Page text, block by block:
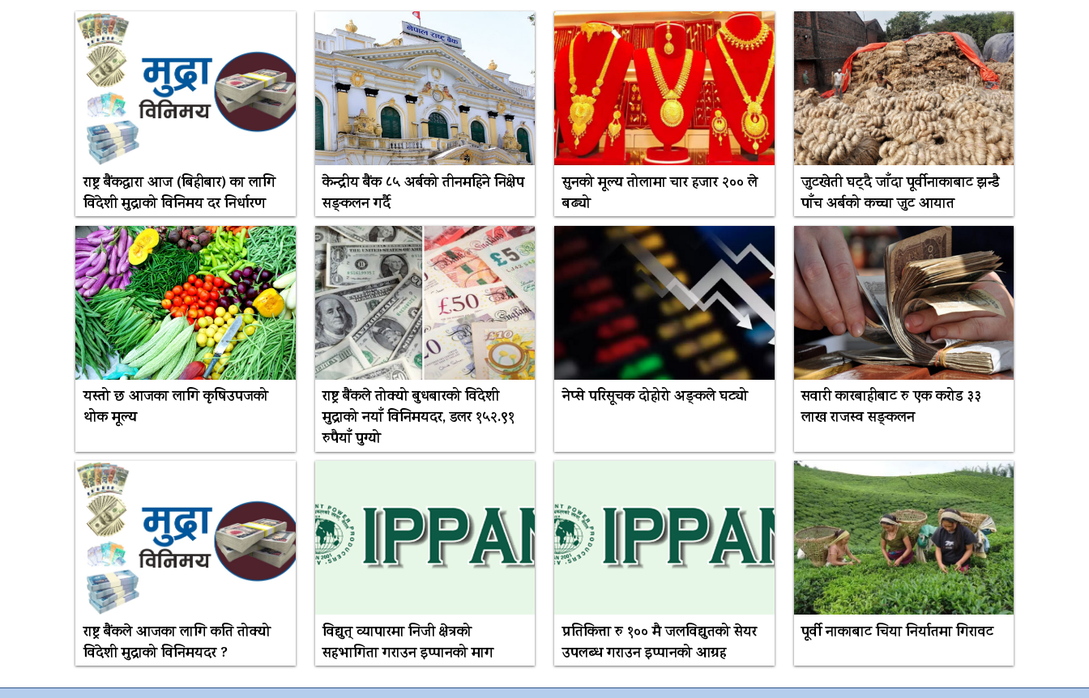
राष्ट्र बैंकद्धारा आज (बिहीबार) का लागि
विदेशी मुद्राको विनिमय दर निर्धारण
केन्द्रीय बैंक ८५ अर्बको तीनमहिने निक्षेप
सङ्कलन गर्दै
सुनको मूल्य तोलामा चार हजार २०० ले
बढ्यो
जुटखेती घट्दै जाँदा पूर्वीनाकाबाट झन्डै
पाँच अर्बको कच्चा जुट आयात
यस्तो छ आजका लागि कृषिउपजको
थोक मूल्य
राष्ट्र बैंकले तोक्यो बुधबारको विदेशी
मुद्राको नयाँ विनिमयदर, डलर १५२.९१
रुपैयाँ पुग्यो
नेप्से परिसूचक दोहोरो अङ्कले घट्यो
सवारी कारबाहीबाट रु एक करोड ३३
लाख राजस्व सङ्कलन
राष्ट्र बैंकले आजका लागि कति तोक्यो
विदेशी मुद्राको विनिमयदर ?
विद्युत् व्यापारमा निजी क्षेत्रको
सहभागिता गराउन इप्पानको माग
प्रतिकित्ता रु १०० मै जलविद्युतको सेयर
उपलब्ध गराउन इप्पानको आग्रह
पूर्वी नाकाबाट चिया निर्यातमा गिरावट